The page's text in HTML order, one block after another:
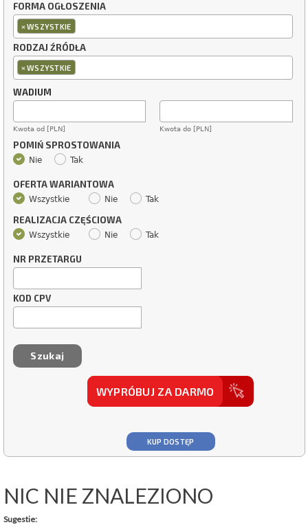
FORMA OGŁOSZENIA
×WSZYSTKIE
RODZAJ ŹRÓDŁA
×WSZYSTKIE
WADIUM
Kwota od [PLN] Kwota do [PLN]
POMIŃ SPROSTOWANIA
Nie Tak
OFERTA WARIANTOWA
Wszystkie Nie Tak
REALIZACJA CZĘŚCIOWA
Wszystkie Nie Tak
NR PRZETARGU
KOD CPV
WYPRÓBUJ ZA DARMO
KUP DOSTĘP
NIC NIE ZNALEZIONO
Sugestie: